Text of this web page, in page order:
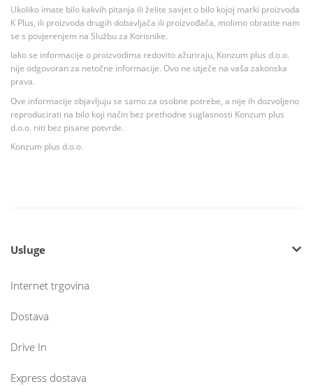
Ukoliko imate bilo kakvih pitanja ili želite savjet o bilo kojoj marki proizvoda
K Plus, ili proizvoda drugih dobavljača ili proizvođača, molimo obratite nam
se s povjerenjem na Službu za Korisnike.
Iako se informacije o proizvodima redovito ažuriraju, Konzum plus d.o.o.
nije odgovoran za netočne informacije. Ovo ne utječe na vaša zakonska
prava.
Ove informacije objavljuju se samo za osobne potrebe, a nije ih dozvoljeno
reproducirati na bilo koji način bez prethodne suglasnosti Konzum plus
d.o.o. niti bez pisane potvrde.
Konzum plus d.o.o.
Usluge
Internet trgovina
Dostava
Drive In
Express dostava